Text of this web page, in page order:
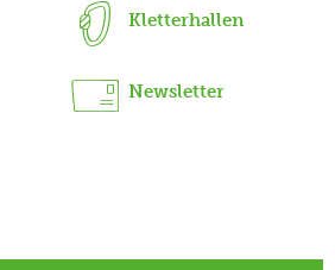
Kletterhallen
Newsletter